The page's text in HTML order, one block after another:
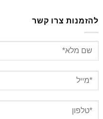
להזמנות צרו קשר